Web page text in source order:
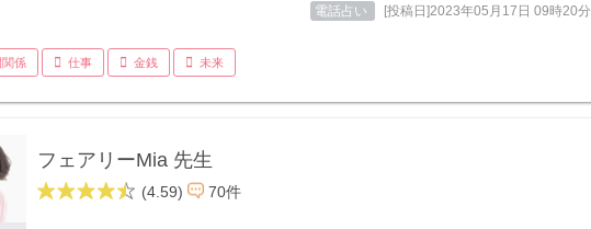
電話占い [投稿日]2023年05月17日 09時20分
関係 仕事 金銭 未来
フェアリーMia 先生
(4.59) 70件